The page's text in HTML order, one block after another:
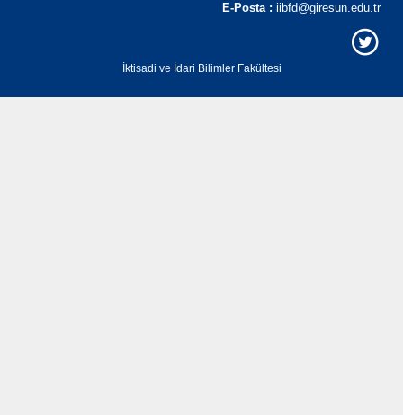
E-Posta : iibfd@giresun.edu.tr
İktisadi ve İdari Bilimler Fakültesi